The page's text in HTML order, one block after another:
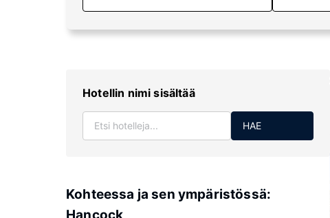
Hotellin nimi sisältää
HAE
Kohteessa ja sen ympäristössä: